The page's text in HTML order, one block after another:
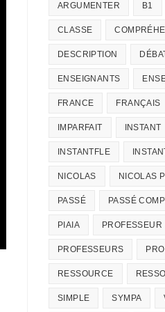
ARGUMENTER B1
CLASSE
DESCRIPTION
ENSEIGNANTS
FRANCE FRANÇAIS
IMPARFAIT INSTANT
INSTANTFLE
NICOLAS NICOLAS
PASSÉ PASSÉ
PIAIA PROFESSEUR
PROFESSEURS
RESSOURCE
SIMPLE SYMPA